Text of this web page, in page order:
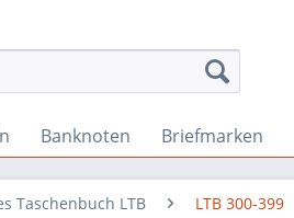
Banknoten Briefmarken
Taschenbuch LTB LTB 300-399